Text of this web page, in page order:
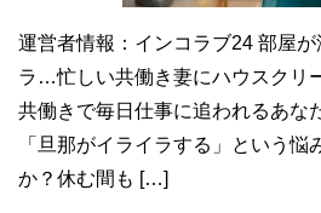
運営者情報：インコラブ24 部屋
ラ…忙しい共働き妻にハウスクリ
共働きで毎日仕事に追われるあな
「旦那がイライラする」という悩
か？休む間も […]